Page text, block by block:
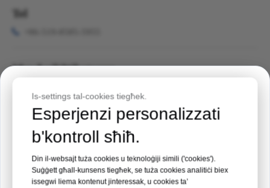
Tel

Mowbajl/Whatsapp
Kamra 408, Bini 5, Xjenza u Edukazzjoni Town, Wujin
District, Changzhou, Jiangsu, iċ-Ċina.
Stedina għal Avveniment
Expo Medika tal-Filippini 2026
Post:Manila, Filippini
Data:19 – 21 ta’ Awwissu 2026
Is-settings tal-cookies tiegħek.
Esperjenzi personalizzati
b'kontroll sħiħ.
Din il-websajt tuża cookies u teknoloġiji simili ('cookies').
Suġġett għall-kunsens tiegħek, se tuża cookies analitiċi biex
issegwi liema kontenut jinteressak, u cookies ta’